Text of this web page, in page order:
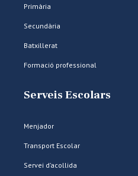
Primària
Secundària
Batxillerat
Formació professional
Serveis Escolars
Menjador
Transport Escolar
Servei d’acollida